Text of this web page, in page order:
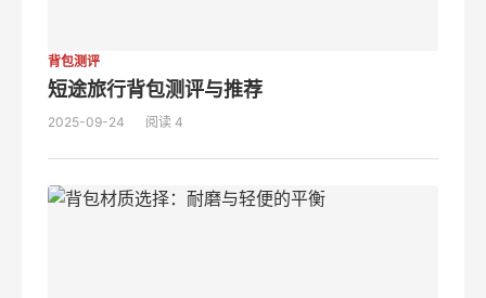
背包测评
短途旅行背包测评与推荐
2025-09-24 阅读 4